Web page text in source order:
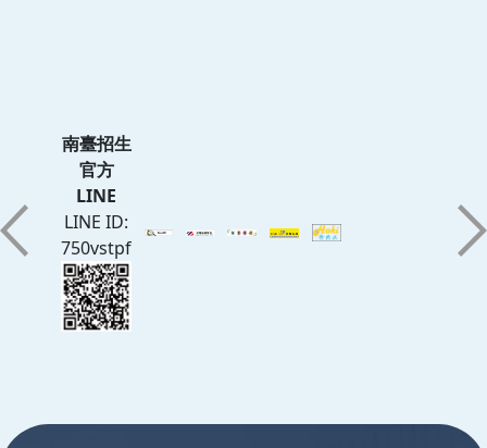
南臺招生
官方
LINE
LINE ID:
750vstpf